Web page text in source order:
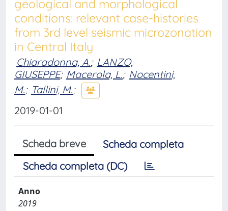
geological and morphological
conditions: relevant case-histories
from 3rd level seismic microzonation
in Central Italy
Chiaradonna, A.; LANZO,
GIUSEPPE; Macerola, L.; Nocentini,
M.; Tallini, M.;
2019-01-01
Scheda breve
Scheda completa
Scheda completa (DC)
Anno
2019